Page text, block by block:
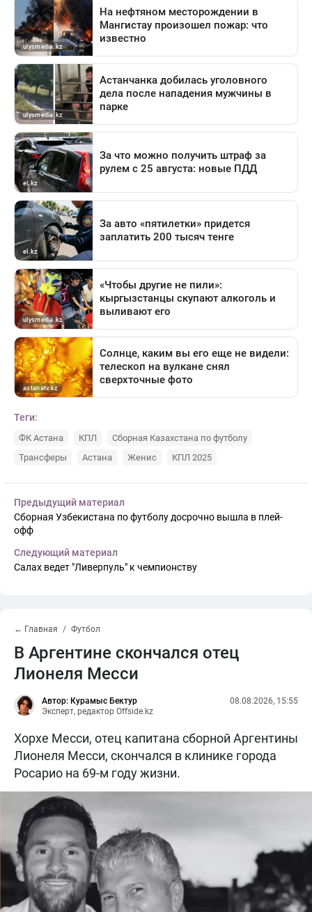
Теги:
ФК Астана КПЛ
Сборная Казахстана по футболу
Трансферы
Астана Женис КПЛ 2025
Предыдущий материал
Сборная Узбекистана по футболу досрочно вышла в плей-
офф
Следующий материал
Салах ведет "Ливерпуль" к чемпионству
← Главная Футбол
В Аргентине скончался отец
Лионеля Месси
Автор: Курамыс Бектур
Эксперт, редактор Offside.kz
08.08.2026, 15:55
Хорхе Месси, отец капитана сборной Аргентины
Лионеля Месси, скончался в клинике города
Росарио на 69-м году жизни.